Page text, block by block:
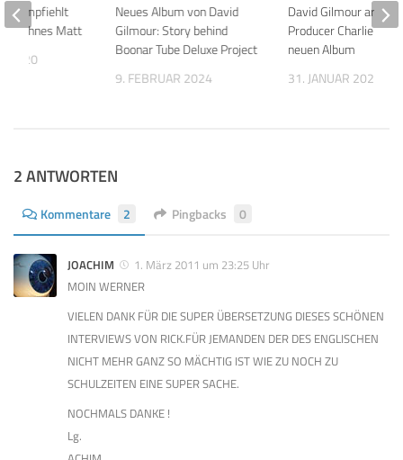
Neues Album von David
Gilmour: Story behind
Boonar Tube Deluxe Project
9. FEBRUAR 2024
David Gilmour
Producer Charlie
neuen Album
31. JANUAR 2024
empfiehlt
Sohnes Matt
2020
2 ANTWORTEN
Kommentare 2 Pingbacks 0
JOACHIM
1. März 2011 um 23:25 Uhr
MOIN WERNER
VIELEN DANK FÜR DIE SUPER ÜBERSETZUNG DIESES SCHÖNEN
INTERVIEWS VON RICK.FÜR JEMANDEN DER DES ENGLISCHEN
NICHT MEHR GANZ SO MÄCHTIG IST WIE ZU NOCH ZU
SCHULZEITEN EINE SUPER SACHE.
NOCHMALS DANKE !
Lg.